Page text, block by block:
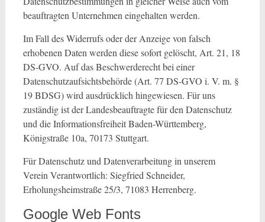
beauftragten Unternehmen eingehalten werden.
Im Fall des Widerrufs oder der Anzeige von falsch
erhobenen Daten werden diese sofort gelöscht, Art. 21, 18
DS-GVO. Auf das Beschwerderecht bei einer
Datenschutzaufsichtsbehörde (Art. 77 DS-GVO i. V. m. §
19 BDSG) wird ausdrücklich hingewiesen. Für uns
zuständig ist der Landesbeauftragte für den Datenschutz
und die Informationsfreiheit Baden-Württemberg,
Königstraße 10a, 70173 Stuttgart.
Für Datenschutz und Datenverarbeitung in unserem
Verein Verantwortlich: Siegfried Schneider,
Erholungsheimstraße 25/3, 71083 Herrenberg.
Google Web Fonts